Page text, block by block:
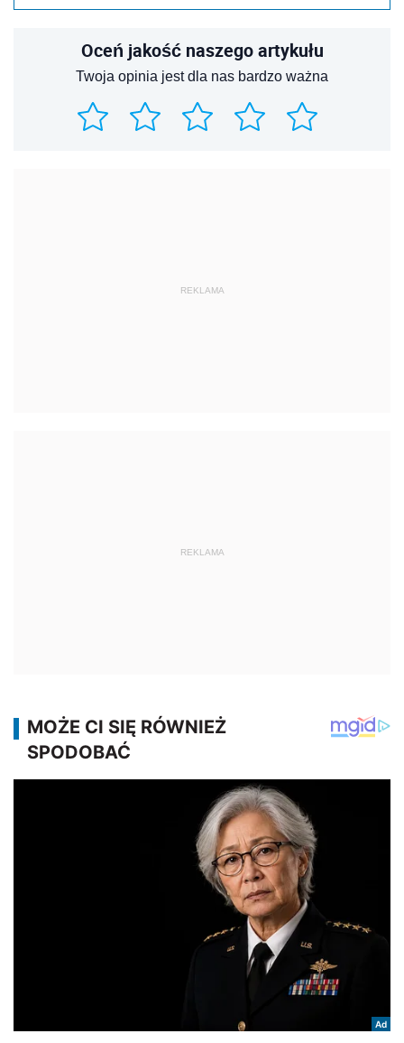
Oceń jakość naszego artykułu
Twoja opinia jest dla nas bardzo ważna
REKLAMA
REKLAMA